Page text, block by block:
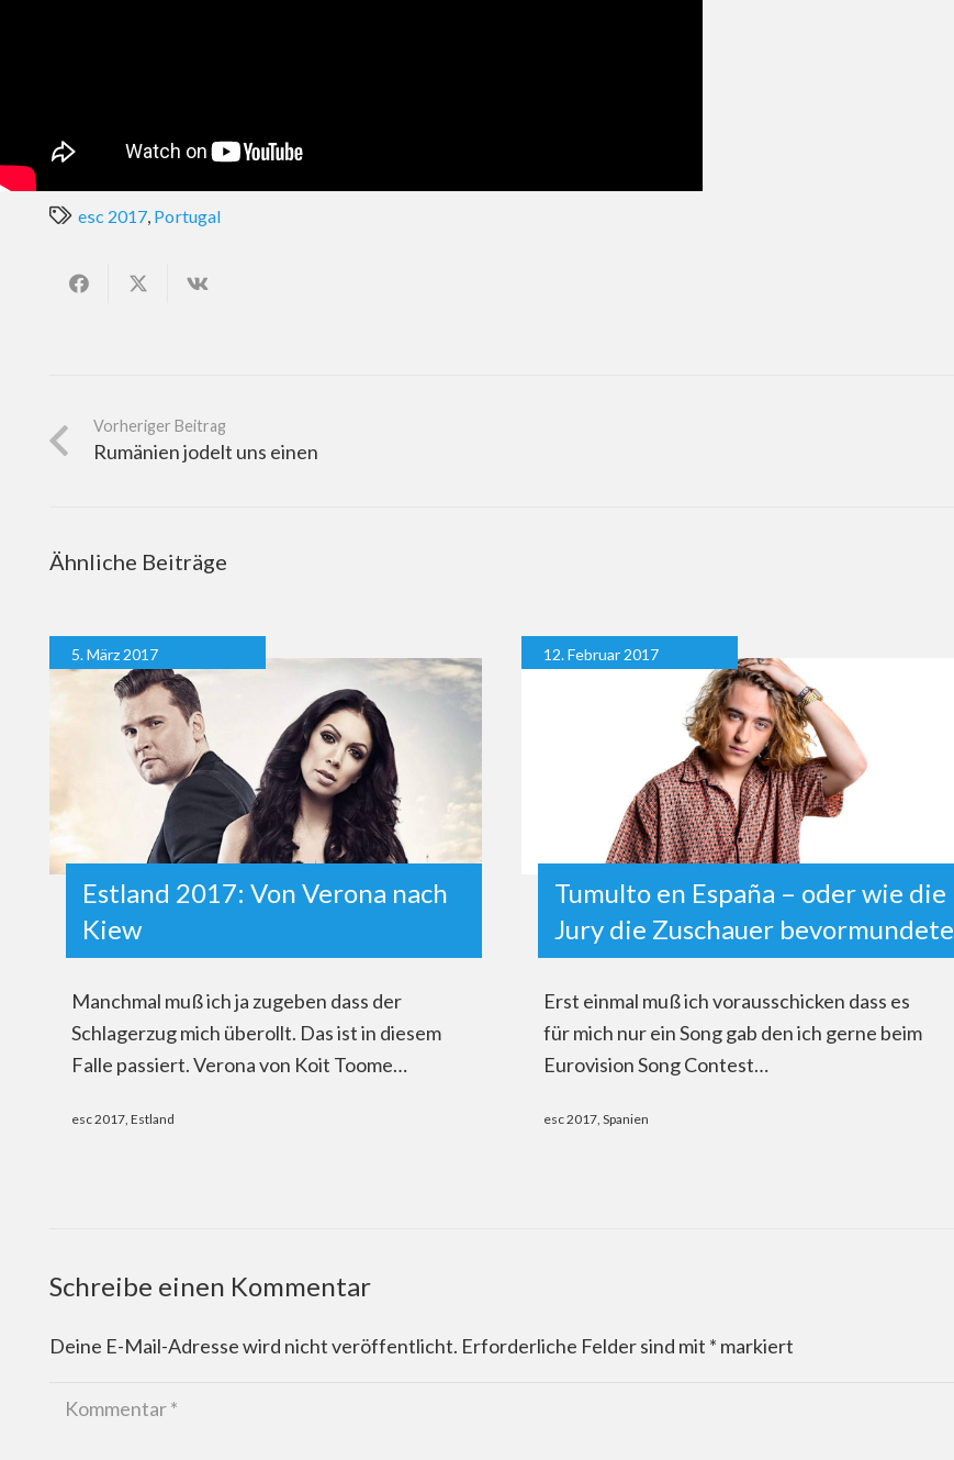
esc 2017, Portugal
Vorheriger Beitrag
Rumänien jodelt uns einen
Ähnliche Beiträge
5. März 2017
Estland 2017: Von Verona nach
Kiew
Manchmal muß ich ja zugeben dass der
Schlagerzug mich überollt. Das ist in diesem
Falle passiert. Verona von Koit Toome…
esc 2017 Estland
12. Februar 2017
Tumulto en España – oder wie die
Jury die Zuschauer bevormundete
Erst einmal muß ich vorausschicken dass es
für mich nur ein Song gab den ich gerne beim
Eurovision Song Contest…
esc 2017 Spanien
Schreibe einen Kommentar
Deine E-Mail-Adresse wird nicht veröffentlicht. Erforderliche Felder sind mit * markiert